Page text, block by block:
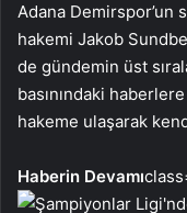
Adana Demirspor’un
hakemi Jakob
de gündemin üst
basınındaki
hakeme ulaşarak
Haberin Devamı